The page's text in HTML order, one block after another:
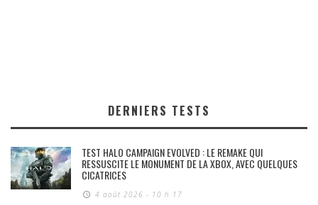
DERNIERS TESTS
TEST HALO CAMPAIGN EVOLVED : LE REMAKE QUI
RESSUSCITE LE MONUMENT DE LA XBOX, AVEC QUELQUES
CICATRICES
4 août 2026 - 10 h 17